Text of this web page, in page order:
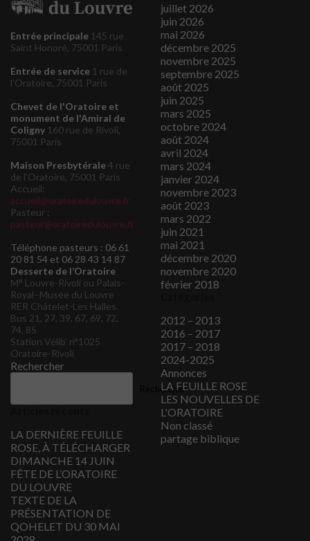
Entrée principale 145 rue
Saint Honoré, 75001 Paris
Entrée de service 1 rue de
l'Oratoire, 75001 Paris
Chevet de l'Oratoire et
monument de l'Amiral de
Coligny 160 rue de Rivoli,
75001 Paris
Maison Presbytérale4 rue
de l'Oratoire, 75001 Paris
Accueil:
accueil@oratoiredulouvre.fr
Pasteur :
pasteur@oratoiredulouvre.fr
Téléphone pasteurs : 06 61
20 81 54 et 06 28 43 14 87
Desserte de l’Oratoire
M° Louvre-Rivoli ou Palais-
Royal–Musée du Louvre
RER Châtelet-Les Halles.
Bus 21, 27, 39, 67, 69, 72,
74, 85
Station Vélib’ n°1025
Oratoire-Rivoli
Rechercher
Rechercher
LA DERNIÈRE FEUILLE
ROSE, À TÉLÉCHARGER
DIMANCHE 14 JUIN
FÊTE DE L’ORATOIRE
DU LOUVRE
TEXTE DE LA
PRÉSENTATION DE
QOHELET DU 30 MAI
juillet 2026
juin 2026
mai 2026
décembre 2025
novembre 2025
septembre 2025
août 2025
juin 2025
mars 2025
octobre 2024
août 2024
avril 2024
mars 2024
janvier 2024
novembre 2023
août 2023
mars 2022
juin 2021
mai 2021
décembre 2020
novembre 2020
février 2018
2012 – 2013
2016 – 2017
2017 – 2018
2024-2025
Annonces
LA FEUILLE ROSE
LES NOUVELLES DE
L'ORATOIRE
Non classé
partage biblique